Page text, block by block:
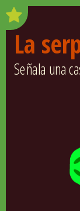
La
Señala una